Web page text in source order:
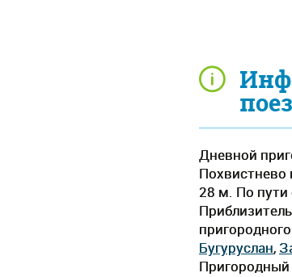
Дневной
Похвистнево
28 м. По пути
Бугуруслан,
Пригородный